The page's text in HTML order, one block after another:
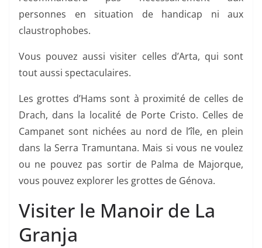
personnes en situation de handicap ni aux
claustrophobes.
Vous pouvez aussi visiter celles d’Arta, qui sont
tout aussi spectaculaires.
Les grottes d’Hams sont à proximité de celles de
Drach, dans la localité de Porte Cristo. Celles de
Campanet sont nichées au nord de l’île, en plein
dans la Serra Tramuntana. Mais si vous ne voulez
ou ne pouvez pas sortir de Palma de Majorque,
vous pouvez explorer les grottes de Génova.
Visiter le Manoir de La
Granja